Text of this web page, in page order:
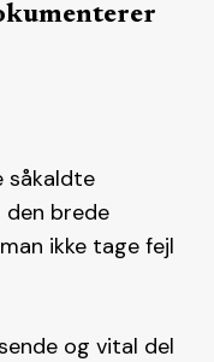
såkaldte
den brede
ikke tage fejl
og vital del